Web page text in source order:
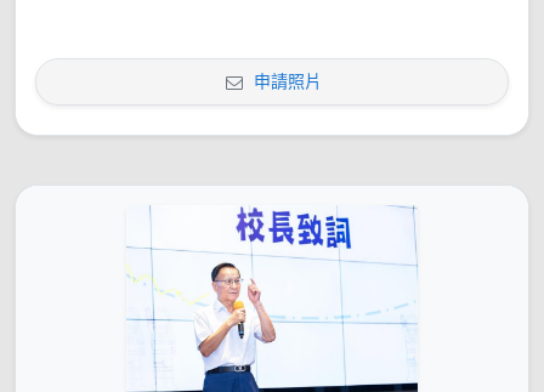
申請照片